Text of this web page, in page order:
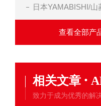
日本YAMABISHI/山
查看全部产
相关文章 ·
致力于成为优秀的解